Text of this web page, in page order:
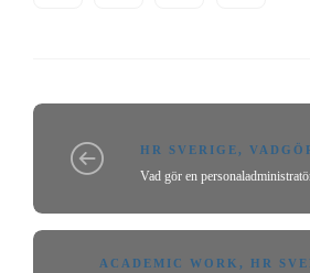
HR SVERIGE,
Vad gör en
ACADEMIC WORK , HR